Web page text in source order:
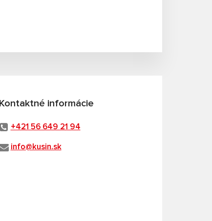
Kontaktné informácie
+421 56 649 21 94
info@kusin.sk